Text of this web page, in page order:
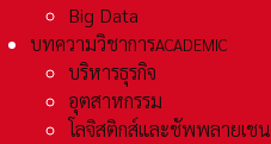
Big Data
บทความวิชาการACADEMIC
บริหารธุรกิจ
อุตสาหกรรม
โลจิสติกส์และชัพพลายเชน